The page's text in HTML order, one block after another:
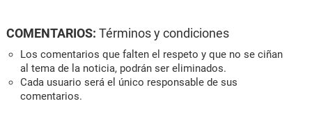
COMENTARIOS: Términos y condiciones
Los comentarios que falten el respeto y que no se ciñan
al tema de la noticia, podrán ser eliminados.
Cada usuario será el único responsable de sus
comentarios.